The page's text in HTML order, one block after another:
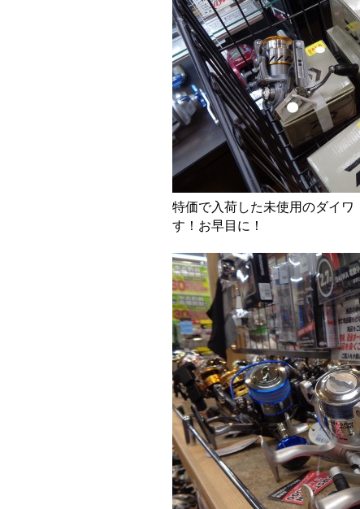
特価で入荷した未使用のダイワ
す！お早目に！